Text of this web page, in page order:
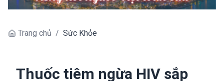
Trang chủ / Sức Khỏe
Thuốc tiêm ngừa HIV sắp